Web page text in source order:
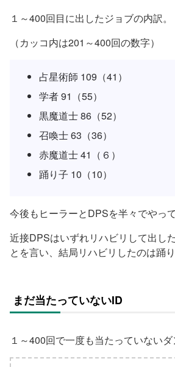
１～400回目に出したジョブの内訳。
（カッコ内は201～400回の数字）
占星術師 109（41）
学者 91（55）
黒魔道士 86（52）
召喚士 63（36）
赤魔道士 41（６）
踊り子 10（10）
今後もヒーラーとDPSを半々でやっ
近接DPSはいずれリハビリして出し
とを言い、結局リハビリしたのは踊り
まだ当たっていないID
１～400回で一度も当たっていないダ